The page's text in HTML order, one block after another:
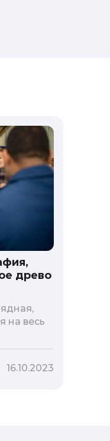
древо
на весь
в
16.10.2023